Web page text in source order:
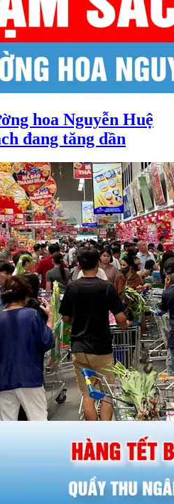
hoa Nguyễn Huệ
đang tăng dần